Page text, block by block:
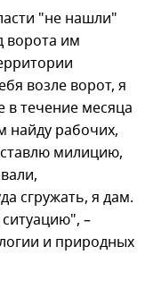
"не нашли"
ворота им
возле ворот, я
в течение месяца
найду рабочих,
милицию,
сгружать, я дам.
–
и природных